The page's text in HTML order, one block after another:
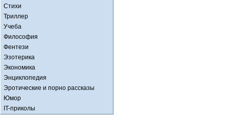
Стихи
Триллер
Учеба
Философия
Фентези
Эзотерика
Экономика
Энциклопедия
Эротические и порно рассказы
Юмор
IT-приколы